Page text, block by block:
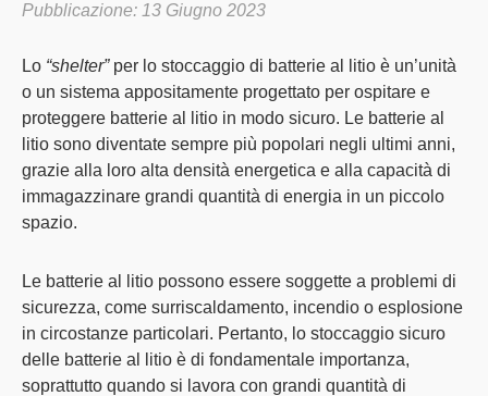
Pubblicazione: 13 Giugno 2023
Lo “shelter”per lo stoccaggio di batterie al litio è un’unità
o un sistema appositamente progettato per ospitare e
proteggere batterie al litio in modo sicuro. Le batterie al
litio sono diventate sempre più popolari negli ultimi anni,
grazie alla loro alta densità energetica e alla capacità di
immagazzinare grandi quantità di energia in un piccolo
spazio.
Le batterie al litio possono essere soggette a problemi di
sicurezza, come surriscaldamento, incendio o esplosione
in circostanze particolari. Pertanto, lo stoccaggio sicuro
delle batterie al litio è di fondamentale importanza,
soprattutto quando si lavora con grandi quantità di